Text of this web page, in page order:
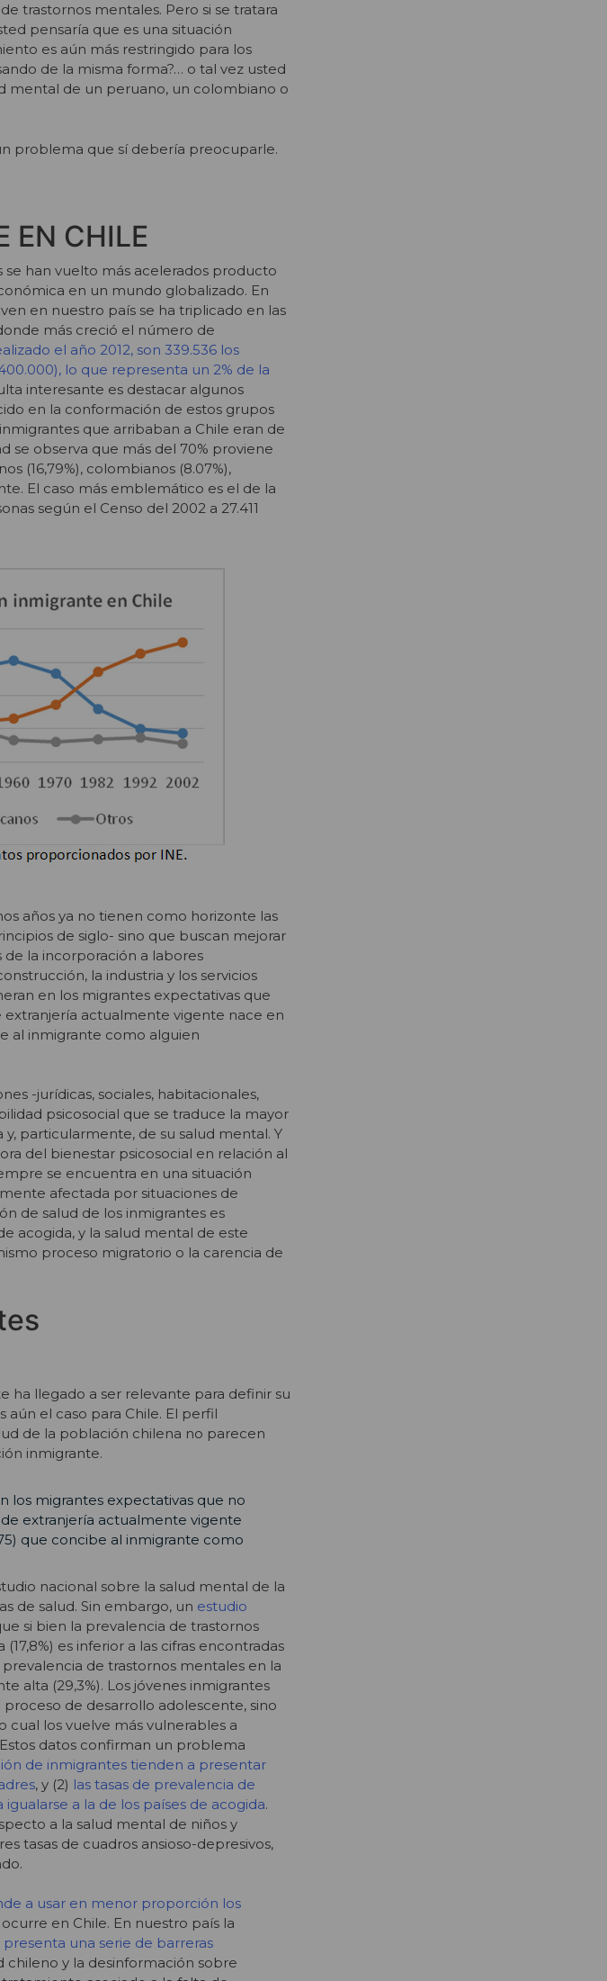
de trastornos mentales. Pero si se tratara
pensaría que es una situación
es aún más restringido para los
de la misma forma?… o tal vez usted
mental de un peruano, un colombiano o
problema que sí debería preocuparle.
EN CHILE
han vuelto más acelerados producto
en un mundo globalizado. En
en nuestro país se ha triplicado en las
más creció el número de
el año 2012, son 339.536 los
lo que representa un 2% de la
interesante es destacar algunos
en la conformación de estos grupos
que arribaban a Chile eran de
observa que más del 70% proviene
(16,79%), colombianos (8.07%),
El caso más emblemático es el de la
según el Censo del 2002 a 27.411
años ya no tienen como horizonte las
de siglo- sino que buscan mejorar
de la incorporación a labores
la industria y los servicios
en los migrantes expectativas que
actualmente vigente nace en
al inmigrante como alguien
-jurídicas, sociales, habitacionales,
psicosocial que se traduce la mayor
particularmente, de su salud mental. Y
del bienestar psicosocial en relación al
se encuentra en una situación
afectada por situaciones de
de salud de los inmigrantes es
acogida, y la salud mental de este
proceso migratorio o la carencia de
ha llegado a ser relevante para definir su
el caso para Chile. El perfil
de la población chilena no parecen
inmigrante.
los migrantes expectativas que no
extranjería actualmente vigente
que concibe al inmigrante como
nacional sobre la salud mental de la
de salud. Sin embargo, un estudio
si bien la prevalencia de trastornos
es inferior a las cifras encontradas
de trastornos mentales en la
alta (29,3%). Los jóvenes inmigrantes
de desarrollo adolescente, sino
cual los vuelve más vulnerables a
datos confirman un problema
de inmigrantes tienden a presentar
, y (2) las tasas de prevalencia de
a la de los países de acogida.
a la salud mental de niños y
tasas de cuadros ansioso-depresivos,
a usar en menor proporción los
en Chile. En nuestro país la
una serie de barreras
chileno y la desinformación sobre